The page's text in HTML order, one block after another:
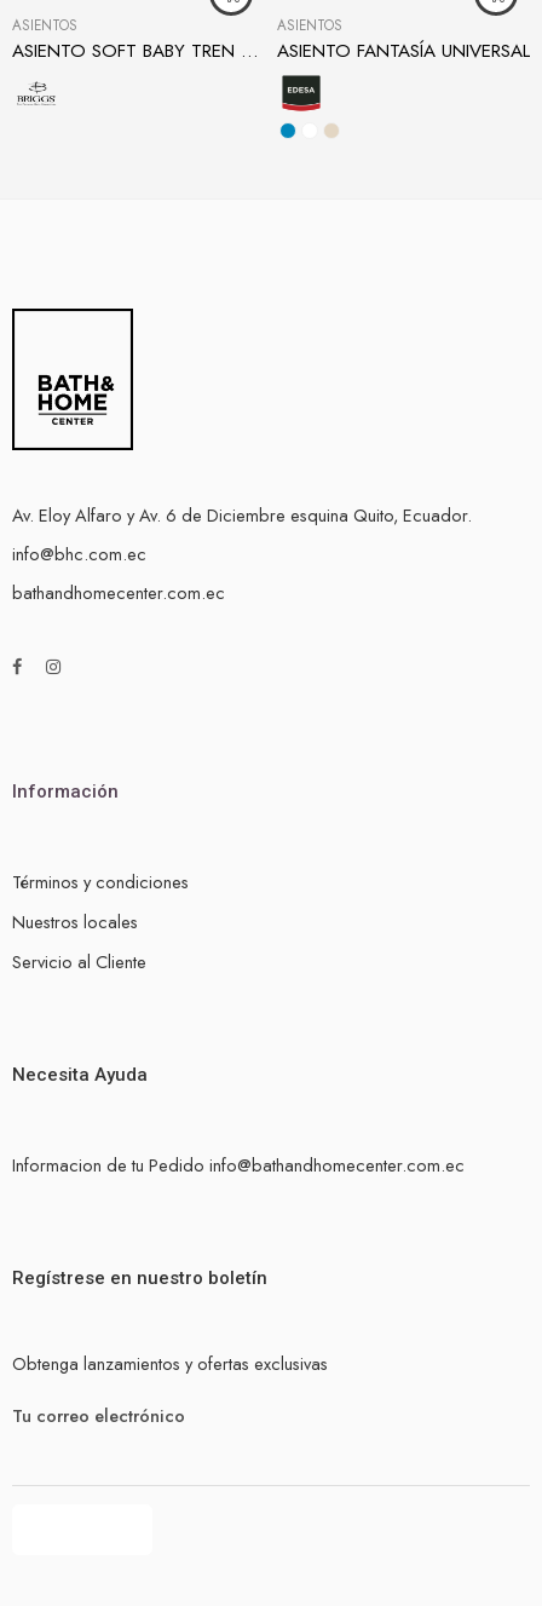
ASIENTOS
ASIENTO SOFT BABY TREN CON AGARRADERAS
ASIENTOS
ASIENTO FANTASÍA UNIVERSAL
Av. Eloy Alfaro y Av. 6 de Diciembre esquina Quito, Ecuador.
info@bhc.com.ec
bathandhomecenter.com.ec
Información
Términos y condiciones
Nuestros locales
Servicio al Cliente
Necesita Ayuda
Informacion de tu Pedido info@bathandhomecenter.com.ec
Regístrese en nuestro boletín
Obtenga lanzamientos y ofertas exclusivas
Tu correo electrónico